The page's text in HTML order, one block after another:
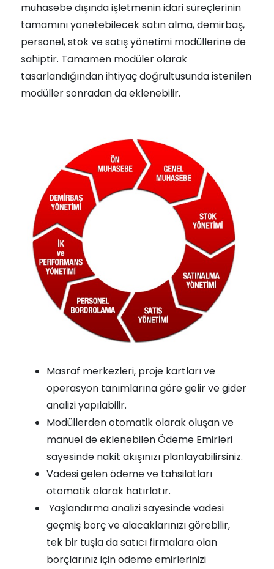
muhasebe dışında işletmenin idari süreçlerinin
tamamını yönetebilecek satın alma, demirbaş,
personel, stok ve satış yönetimi modüllerine de
sahiptir. Tamamen modüler olarak
tasarlandığından ihtiyaç doğrultusunda istenilen
modüller sonradan da eklenebilir.
Masraf merkezleri, proje kartları ve
operasyon tanımlarına göre gelir ve gider
analizi yapılabilir.
Modüllerden otomatik olarak oluşan ve
manuel de eklenebilen Ödeme Emirleri
sayesinde nakit akışınızı planlayabilirsiniz.
Vadesi gelen ödeme ve tahsilatları
otomatik olarak hatırlatır.
Yaşlandırma analizi sayesinde vadesi
geçmiş borç ve alacaklarınızı görebilir,
tek bir tuşla da satıcı firmalara olan
borçlarınız için ödeme emirlerinizi